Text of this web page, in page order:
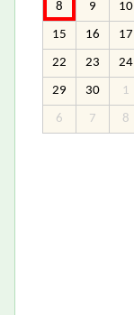
8 9 10
15 16 17
22 23 24
29 30 1
6 7 8